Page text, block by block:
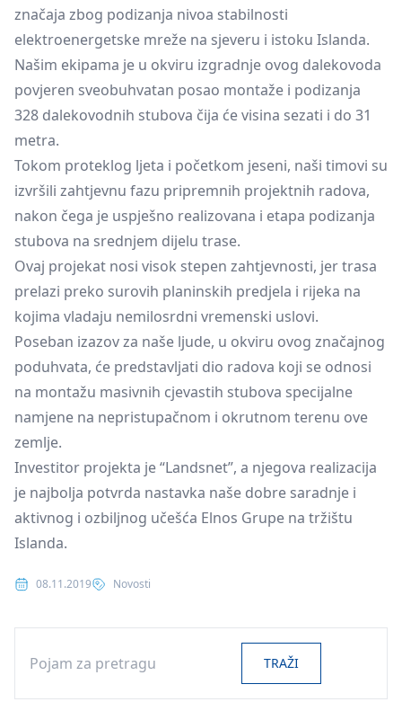
značaja zbog podizanja nivoa stabilnosti
elektroenergetske mreže na sjeveru i istoku Islanda.
Našim ekipama je u okviru izgradnje ovog dalekovoda
povjeren sveobuhvatan posao montaže i podizanja
328 dalekovodnih stubova čija će visina sezati i do 31
metra.
Tokom proteklog ljeta i početkom jeseni, naši timovi su
izvršili zahtjevnu fazu pripremnih projektnih radova,
nakon čega je uspješno realizovana i etapa podizanja
stubova na srednjem dijelu trase.
Ovaj projekat nosi visok stepen zahtjevnosti, jer trasa
prelazi preko surovih planinskih predjela i rijeka na
kojima vladaju nemilosrdni vremenski uslovi.
Poseban izazov za naše ljude, u okviru ovog značajnog
poduhvata, će predstavljati dio radova koji se odnosi
na montažu masivnih cjevastih stubova specijalne
namjene na nepristupačnom i okrutnom terenu ove
zemlje.
Investitor projekta je “Landsnet”, a njegova realizacija
je najbolja potvrda nastavka naše dobre saradnje i
aktivnog i ozbiljnog učešća Elnos Grupe na tržištu
Islanda.
08.11.2019 Posted in
Novosti
TRAŽI